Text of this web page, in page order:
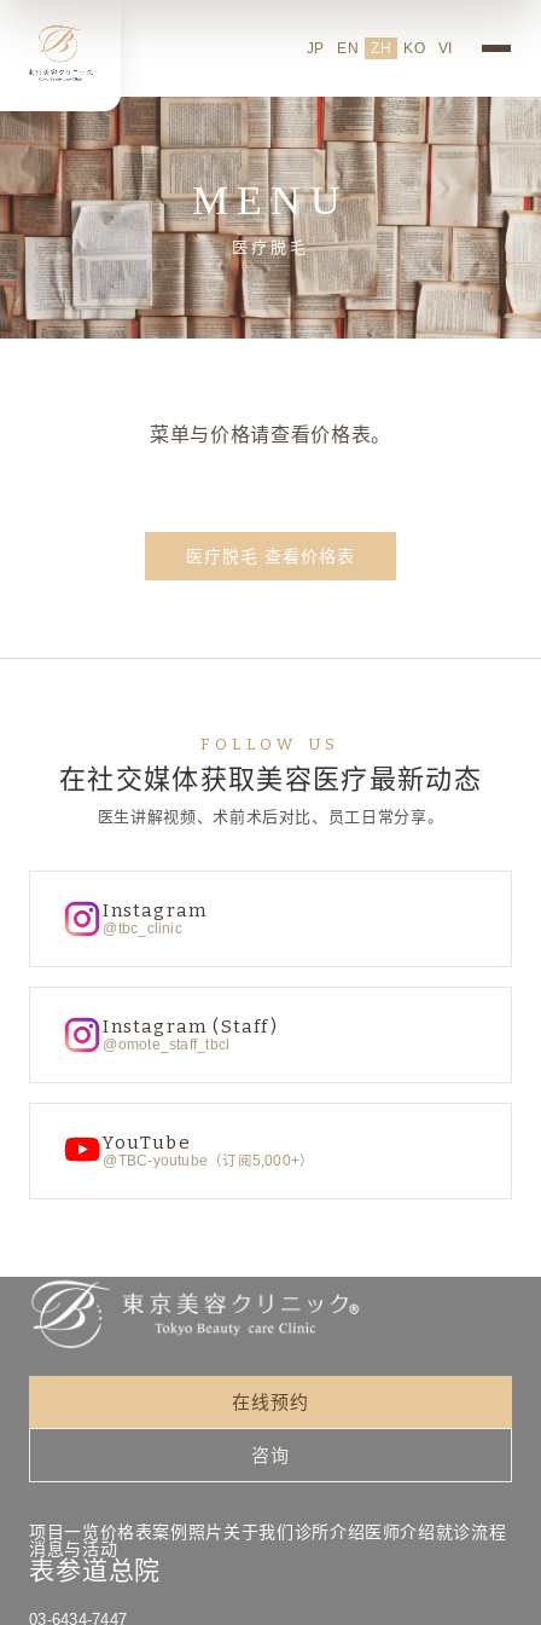
JP EN ZH KO VI
MENU
医疗脱毛
菜单与价格请查看价格表。
医疗脱毛 查看价格表
FOLLOW US
在社交媒体获取美容医疗最新动态
医生讲解视频、术前术后对比、员工日常分享。
Instagram
@tbc_clinic
Instagram (Staff)
@omote_staff_tbcl
YouTube
@TBC-youtube（订阅5,000+）
在线预约
咨询
项目一览价格表案例照片关于我们诊所介绍医师介绍就诊流程
消息与活动
表参道总院
03-6434-7447